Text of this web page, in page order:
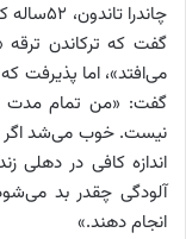
چاندرا
گفت که ترکاندن
می‌افتد»، اما پذیرفت
گفت: «من تمام مدت
نیست. خوب می‌شد اگر
اندازه کافی در دهلی
آلودگی چقدر بد
انجام دهند.»